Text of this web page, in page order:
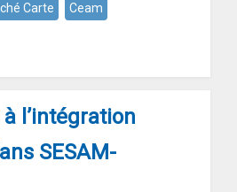
Carte
Ceam
à l’intégration
SESAM-